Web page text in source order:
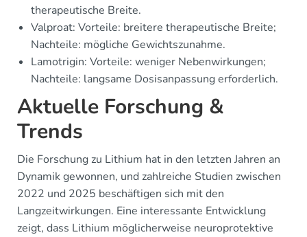
therapeutische Breite.
Valproat: Vorteile: breitere therapeutische Breite;
Nachteile: mögliche Gewichtszunahme.
Lamotrigin: Vorteile: weniger Nebenwirkungen;
Nachteile: langsame Dosisanpassung erforderlich.
Aktuelle Forschung &
Trends
Die Forschung zu Lithium hat in den letzten Jahren an
Dynamik gewonnen, und zahlreiche Studien zwischen
2022 und 2025 beschäftigen sich mit den
Langzeitwirkungen. Eine interessante Entwicklung
zeigt, dass Lithium möglicherweise neuroprotektive